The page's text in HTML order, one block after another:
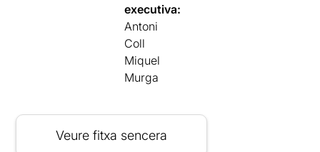
executiva:
Antoni
Coll
Miquel
Murga
Veure fitxa sencera